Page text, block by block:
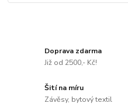
Doprava zdarma
Již od 2500,- Kč!
Šití na míru
Závěsy, bytový textil